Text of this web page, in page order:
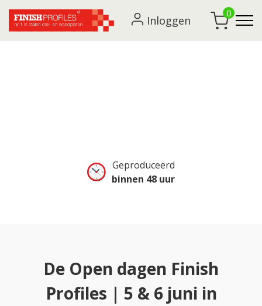
Inloggen
0
Geproduceerd
binnen 48 uur
De Open dagen Finish
Profiles | 5 & 6 juni in